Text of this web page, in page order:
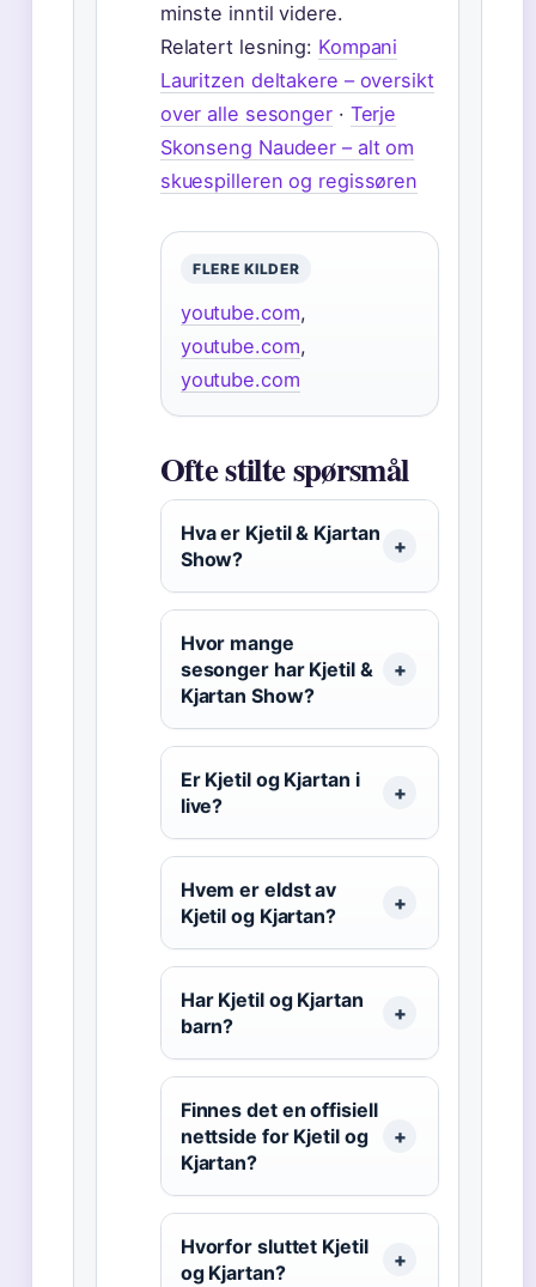
minste inntil videre.
Relatert lesning: Kompani
Lauritzen deltakere – oversikt
over alle sesonger· Terje
Skonseng Naudeer – alt om
skuespilleren og regissøren
FLERE KILDER
youtube.com,
youtube.com,
youtube.com
Ofte stilte spørsmål
Hva er Kjetil & Kjartan
Show?
Hvor mange
sesonger har Kjetil &
Kjartan Show?
Er Kjetil og Kjartan i
live?
Hvem er eldst av
Kjetil og Kjartan?
Har Kjetil og Kjartan
barn?
Finnes det en offisiell
nettside for Kjetil og
Kjartan?
Hvorfor sluttet Kjetil
og Kjartan?